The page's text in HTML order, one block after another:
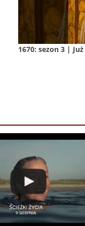
1670: sezon 3 |